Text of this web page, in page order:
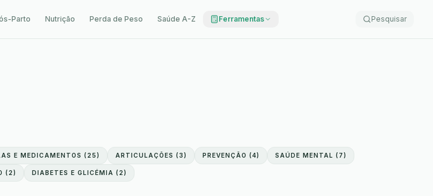
Parto Nutrição Perda de Peso Saúde A-Z Ferramentas Pesquisar
E MEDICAMENTOS ( 25) ARTICULAÇÕES (3) PREVENÇÃO (4) SAÚDE MENTAL ( 7)
( 2) DIABETES E GLICÉMIA ( 2)